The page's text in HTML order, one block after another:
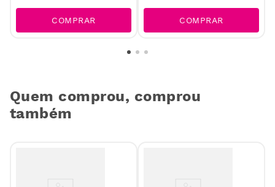
COMPRAR COMPRAR
Quem comprou, comprou
também